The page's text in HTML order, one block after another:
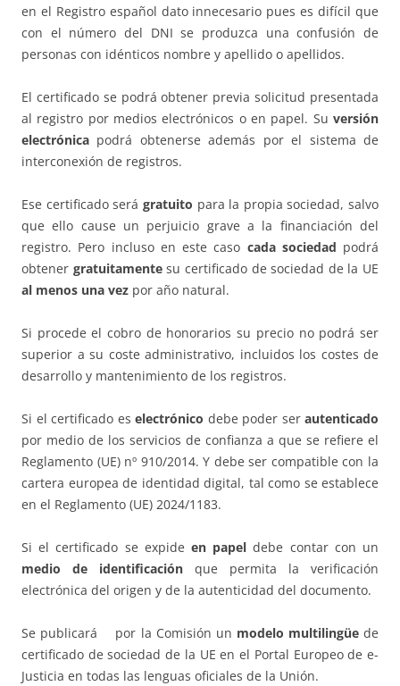
en el Registro español dato innecesario pues es difícil que
con el número del DNI se produzca una confusión de
personas con idénticos nombre y apellido o apellidos.
El certificado se podrá obtener previa solicitud presentada
al registro por medios electrónicos o en papel. Su versión
electrónica podrá obtenerse además por el sistema de
interconexión de registros.
Ese certificado será gratuito para la propia sociedad, salvo
que ello cause un perjuicio grave a la financiación del
registro. Pero incluso en este caso cada sociedad podrá
obtener gratuitamentesu certificado de sociedad de la UE
al menos una vez por año natural.
Si procede el cobro de honorarios su precio no podrá ser
superior a su coste administrativo, incluidos los costes de
desarrollo y mantenimiento de los registros.
Si el certificado es electrónico debe poder ser autenticado
por medio de los servicios de confianza a que se refiere el
Reglamento (UE) nº 910/2014. Y debe ser compatible con la
cartera europea de identidad digital, tal como se establece
en el Reglamento (UE) 2024/1183.
Si el certificado se expide en papel debe contar con un
medio de identificación que permita la verificación
electrónica del origen y de la autenticidad del documento.
Se publicará por la Comisión un modelo multilingüede
certificado de sociedad de la UE en el Portal Europeo de e-
Justicia en todas las lenguas oficiales de la Unión.